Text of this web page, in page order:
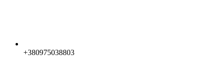
+380975038803